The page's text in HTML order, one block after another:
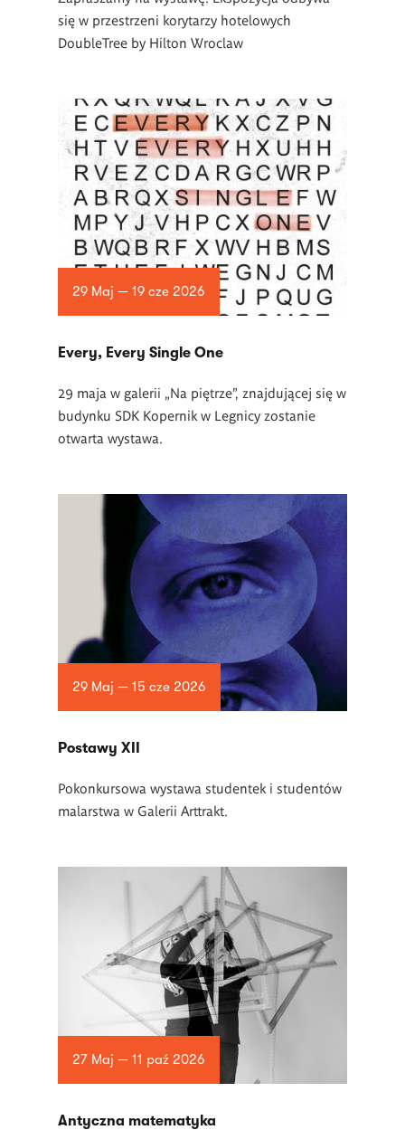
się w przestrzeni korytarzy hotelowych
DoubleTree by Hilton Wroclaw
29 Maj — 19 cze 2026
Every, Every Single One
29 maja w galerii „Na piętrze”, znajdującej się w
budynku SDK Kopernik w Legnicy zostanie
otwarta wystawa.
29 Maj — 15 cze 2026
Postawy XII
Pokonkursowa wystawa studentek i studentów
malarstwa w Galerii Arttrakt.
27 Maj — 11 paź 2026
Antyczna matematyka